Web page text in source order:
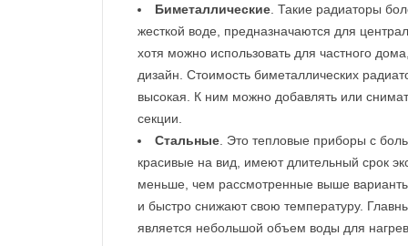
Биметаллические . Такие радиаторы
жесткой воде, предназначаются для
хотя можно использовать для частного
дизайн. Стоимость биметаллических
высокая. К ним можно добавлять или
секции.
Стальные . Это тепловые приборы с
красивые на вид, имеют длительный срок
меньше, чем рассмотренные выше
и быстро снижают свою температуру.
является небольшой объем воды для